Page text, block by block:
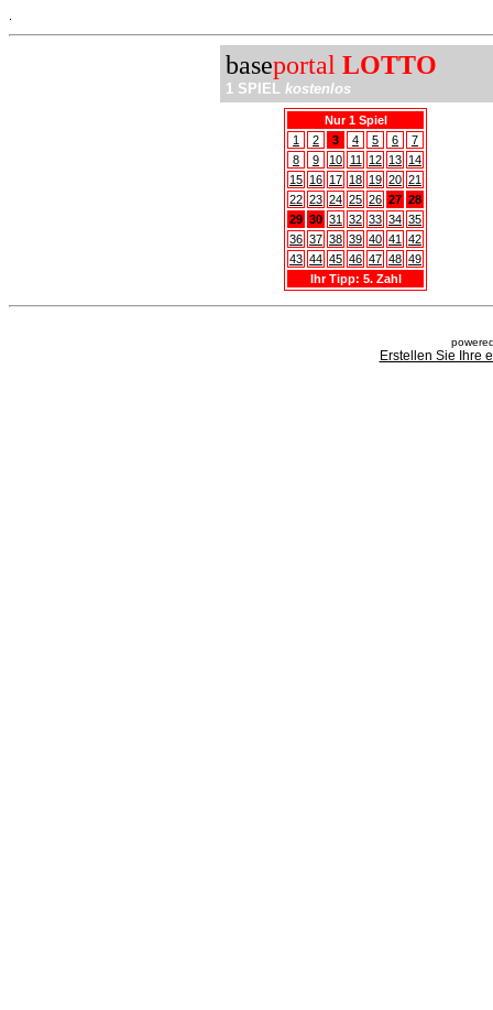
baseportal LOTTO
1 SPIEL kostenlos
Nur 1 Spiel
1
2 3 4 5 6
7
8
9 10 11 12 13 14
15 16 17 18 19 20 21
22 23 24 25 26 27 28
29 30 31 32 33 34 35
36 37 38 39 40 41
42
43 44 45 46 47 48 49
Ihr Tipp: 5. Zahl
Erstellen Sie Ihre